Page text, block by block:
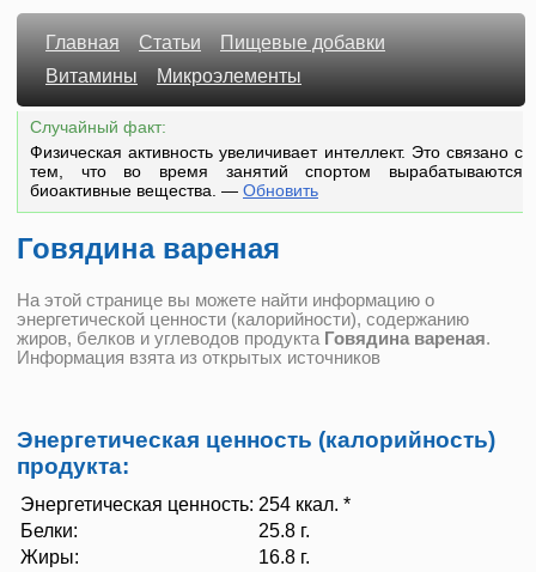
Главная Статьи
Пищевые добавки
Витамины
Микроэлементы
Случайный факт:
Физическая активность увеличивает интеллект. Это связано с
тем, что во время занятий спортом вырабатываются
биоактивные вещества. — Обновить
Говядина вареная
На этой странице вы можете найти информацию о
энергетической ценности (калорийности), содержанию
жиров, белков и углеводов продукта Говядина вареная.
Информация взята из открытых источников
Энергетическая ценность (калорийность)
продукта:
Энергетическая ценность: 254 ккал. *
Белки:
25.8 г.
Жиры:
16.8 г.